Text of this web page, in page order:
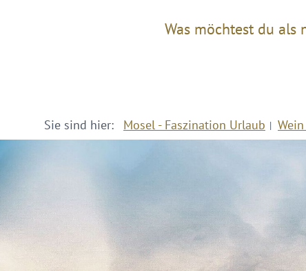
Was möchtest du als
Sie sind hier: Mosel - Faszination Urlaub